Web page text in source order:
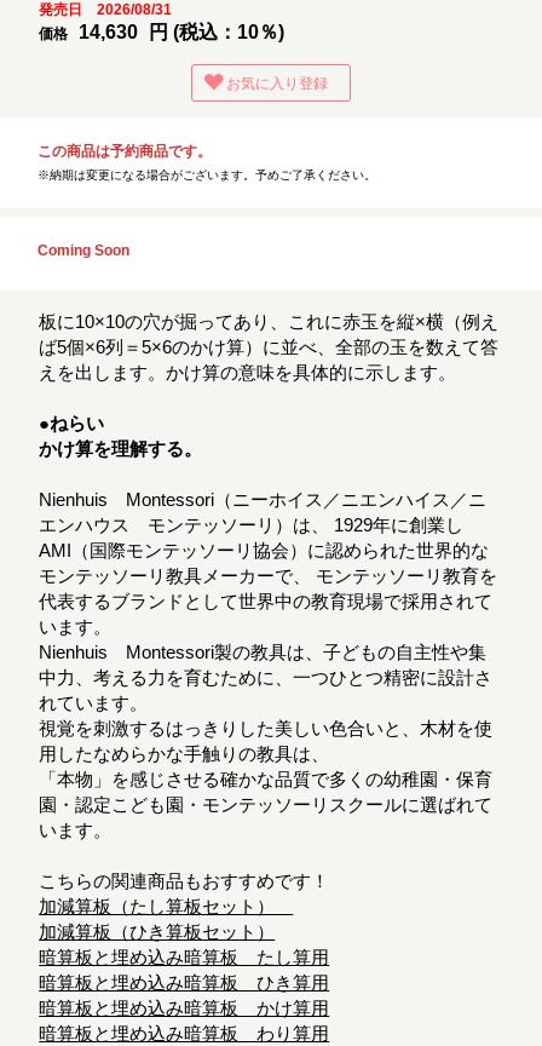
発売日 2026/08/31
価格
14,630 円 (税込：10％)
お気に入り登録
この商品は予約商品です。
※納期は変更になる場合がございます。予めご了承ください。
Coming Soon
板に10×10の穴が掘ってあり、これに赤玉を縦×横（例え
ば5個×6列＝5×6のかけ算）に並べ、全部の玉を数えて答
えを出します。かけ算の意味を具体的に示します。
●ねらい
かけ算を理解する。
Nienhuis Montessori（ニーホイス／ニエンハイス／ニ
エンハウス モンテッソーリ）は、 1929年に創業し
AMI（国際モンテッソーリ協会）に認められた世界的な
モンテッソーリ教具メーカーで、 モンテッソーリ教育を
代表するブランドとして世界中の教育現場で採用されて
います。
Nienhuis Montessori製の教具は、子どもの自主性や集
中力、考える力を育むために、一つひとつ精密に設計さ
れています。
視覚を刺激するはっきりした美しい色合いと、木材を使
用したなめらかな手触りの教具は、
「本物」を感じさせる確かな品質で多くの幼稚園・保育
園・認定こども園・モンテッソーリスクールに選ばれて
います。
こちらの関連商品もおすすめです！
加減算板（たし算板セット）
加減算板（ひき算板セット）
暗算板と埋め込み暗算板 たし算用
暗算板と埋め込み暗算板 ひき算用
暗算板と埋め込み暗算板 かけ算用
暗算板と埋め込み暗算板 わり算用